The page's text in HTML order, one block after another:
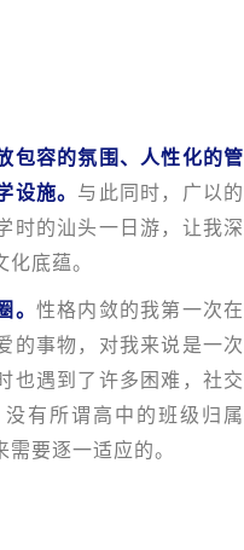
包容的氛围、人性化的管
施。 与此同时，广以的
时的汕头一日游，让我深
底蕴。
性格内敛的我第一次在
的事物，对我来说是一次
也遇到了许多困难，社交
有所谓高中的班级归属
要逐一适应的。